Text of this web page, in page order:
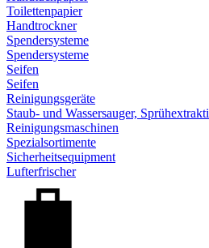
Toilettenpapier
Handtrockner
Spendersysteme
Spendersysteme
Seifen
Seifen
Reinigungsgeräte
Staub- und Wassersauger,
Reinigungsmaschinen
Spezialsortimente
Sicherheitsequipment
Lufterfrischer